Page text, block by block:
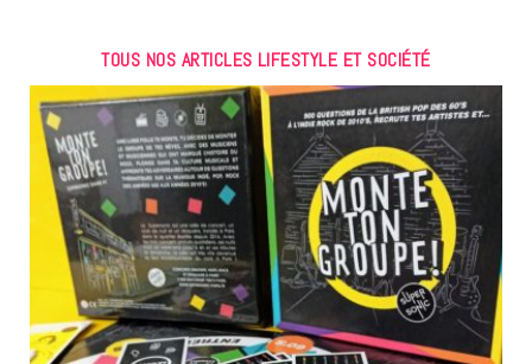
TOUS NOS ARTICLES LIFESTYLE ET SOCIÉTÉ